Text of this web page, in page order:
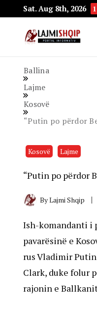
Sat. Aug 8th, 2026
Ballina
Lajme
Kosovë
“Putin po përdor
Kosovë Lajme
“Putin po përdor
ByLajmi Shqip
Ish-komandanti i
pavarësinë e
rus Vladimir
Clark, duke folur
rajonin e